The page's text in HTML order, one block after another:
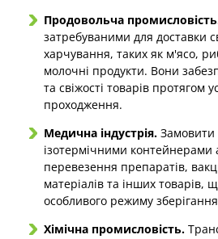
Продовольча
затребуваними для доставки
харчування, таких як м'ясо,
молочні продукти. Вони
та свіжості товарів протягом
проходження.
Медична індустрія.Замовити
ізотермічними контейнерами
перевезення препаратів,
матеріалів та інших товарів,
особливого режиму
Хімічна промисловість.